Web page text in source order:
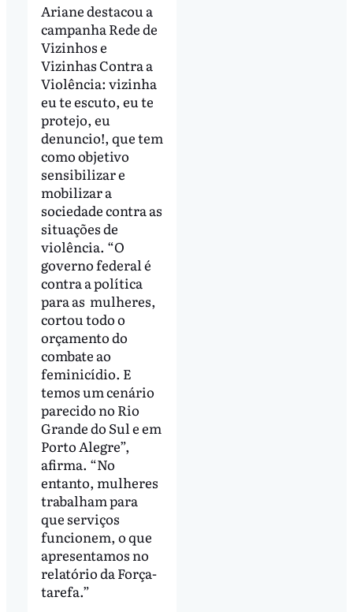
Ariane destacou a
campanha Rede de
Vizinhos e
Vizinhas Contra a
Violência: vizinha
eu te escuto, eu te
protejo, eu
denuncio!, que tem
como objetivo
sensibilizar e
mobilizar a
sociedade contra as
situações de
violência. “O
governo federal é
contra a política
para as mulheres,
cortou todo o
orçamento do
combate ao
feminicídio. E
temos um cenário
parecido no Rio
Grande do Sul e em
Porto Alegre”,
afirma. “No
entanto, mulheres
trabalham para
que serviços
funcionem, o que
apresentamos no
relatório da Força-
tarefa.”